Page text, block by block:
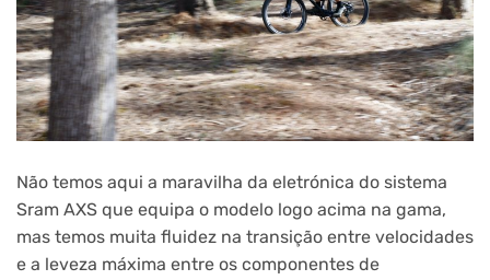
Não temos aqui a maravilha da eletrónica do sistema
Sram AXS que equipa o modelo logo acima na gama,
mas temos muita fluidez na transição entre velocidades
e a leveza máxima entre os componentes de